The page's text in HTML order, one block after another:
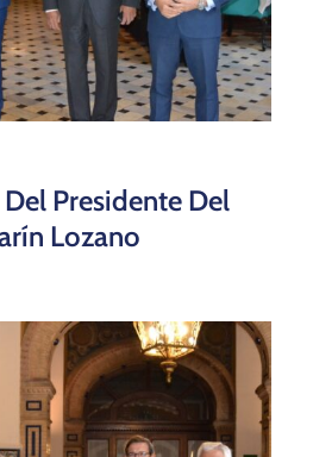
Presidente Del
Lozano